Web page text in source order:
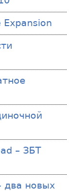
Expansion
– ЗБТ
два новых